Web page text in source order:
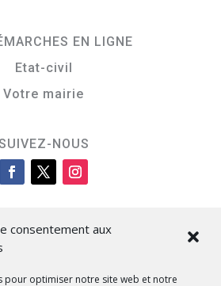
consentement aux
pour optimiser notre site web et notre
EN LIGNE
Etat-civil
Votre mairie
NOUS